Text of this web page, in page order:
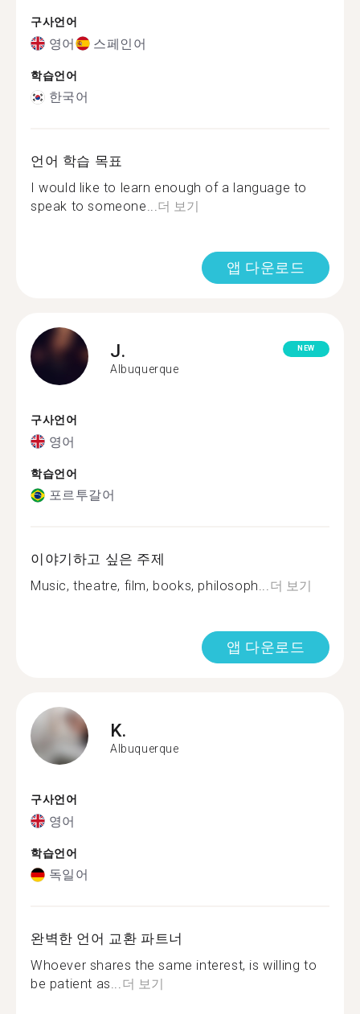
구사언어
영어 스페인어
학습언어
한국어
언어 학습 목표
I would like to learn enough of a language to
speak to someone...더 보기
앱 다운로드
J.
Albuquerque
NEW
구사언어
영어
학습언어
포르투갈어
이야기하고 싶은 주제
Music, theatre, film, books, philosoph...더 보기
앱 다운로드
K.
Albuquerque
구사언어
영어
학습언어
독일어
완벽한 언어 교환 파트너
Whoever shares the same interest, is willing to
be patient as...더 보기